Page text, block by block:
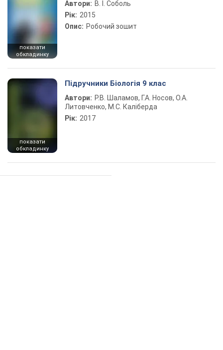
показати
обкладинку
Автори: В. І. Соболь
Рік: 2015
Опис: Робочий зошит
показати
обкладинку
Підручники Біологія 9 клас
Автори: Р.В. Шаламов, Г.А. Носов, О.А.
Литовченко, М.С. Каліберда
Рік: 2017